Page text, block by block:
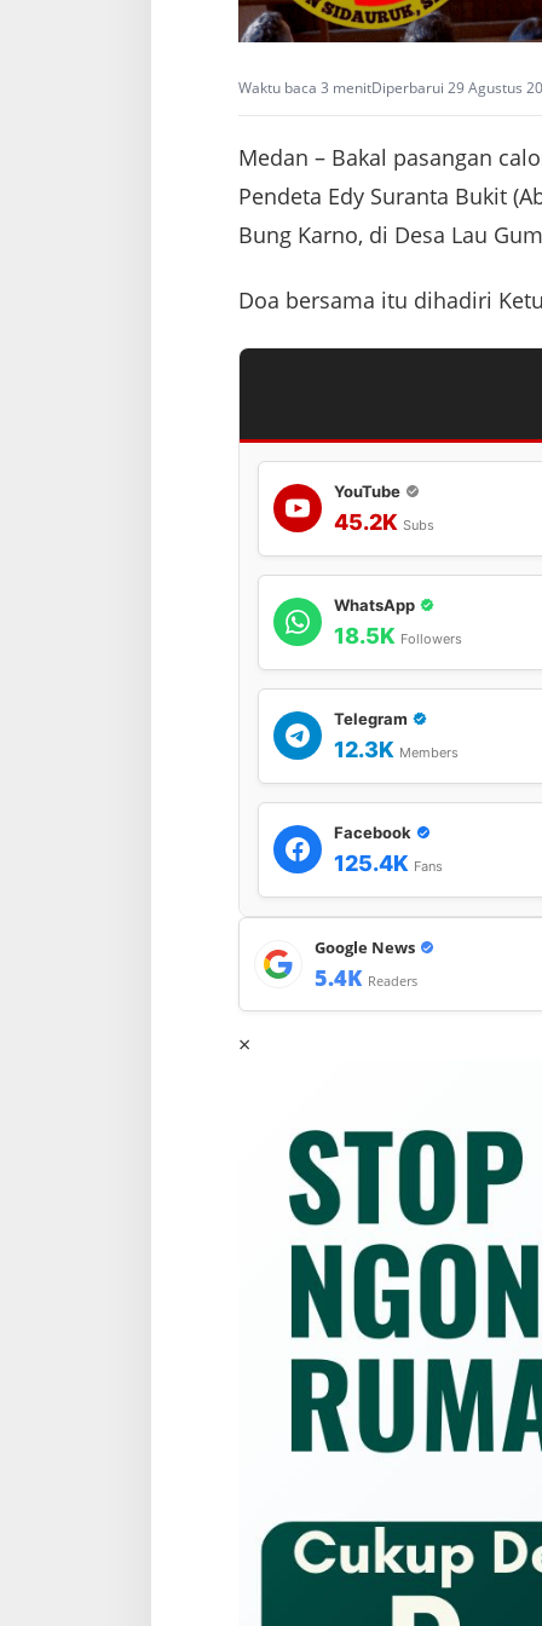
Waktu baca 3 menitDiperbarui 29 Agustus
Medan – Bakal pasangan
Pendeta Edy Suranta Bukit
Bung Karno, di Desa Lau
Doa bersama itu dihadiri
YouTube
45.2K Subs
WhatsApp
18.5K Followers
Telegram
12.3K Members
Facebook
125.4K Fans
Google News
5.4K Readers
×